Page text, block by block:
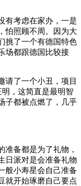
有考虑在家办，一是
怕照顾不周。因为大
挑了一个有德国特色
场都跟德国比较接
请了一个小丑，项目
，这简直是最明智
子都被点燃了，几乎
准备都是为了礼物，
日派对是会准备礼物
般小寿星会自己准备
就开始琢磨自己要点